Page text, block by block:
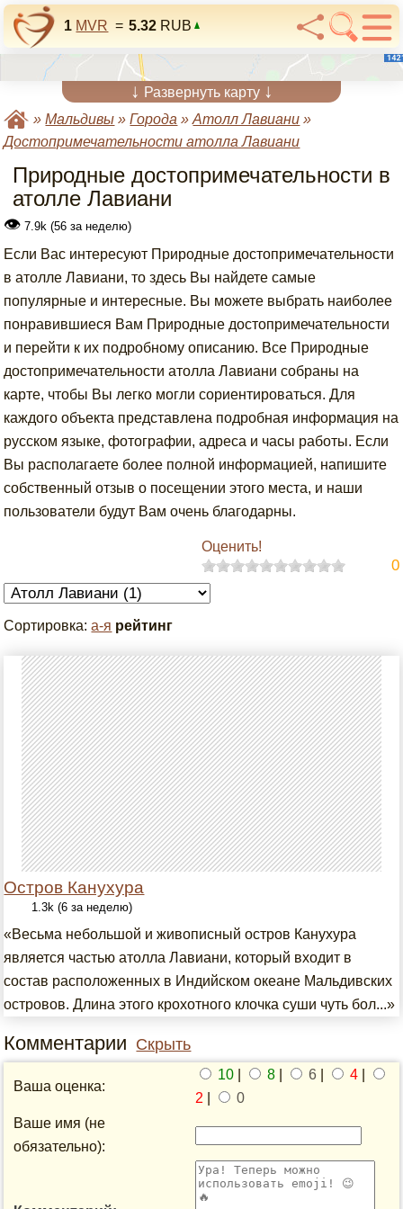
1 MVR = 5.32 RUB
↓ Развернуть карту ↓
»Мальдивы »Города »Атолл Лавиани »
Достопримечательности атолла Лавиани
Природные достопримечательности в
атолле Лавиани
👁 7.9k (56 за неделю)
Если Вас интересуют Природные достопримечательности
в атолле Лавиани, то здесь Вы найдете самые
популярные и интересные. Вы можете выбрать наиболее
понравившиеся Вам Природные достопримечательности
и перейти к их подробному описанию. Все Природные
достопримечательности атолла Лавиани собраны на
карте, чтобы Вы легко могли сориентироваться. Для
каждого объекта представлена подробная информация на
русском языке, фотографии, адреса и часы работы. Если
Вы располагаете более полной информацией, напишите
собственный отзыв о посещении этого места, и наши
пользователи будут Вам очень благодарны.
Оценить!
0
Сортировка:а-я рейтинг
Остров Канухура
1.3k (6 за неделю)
«Весьма небольшой и живописный остров Канухура
является частью атолла Лавиани, который входит в
состав расположенных в Индийском океане Мальдивских
островов. Длина этого крохотного клочка суши чуть бол...»
Комментарии Скрыть
Ваша оценка:
10 8 6 4
2
0
Ваше имя (не
обязательно):